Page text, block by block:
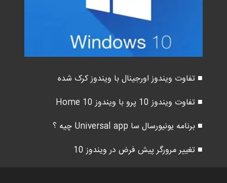
■ تفاوت ویندوز اورجینال با ویندوز کرک شده
■ تفاوت ویندوز 10 پرو با ویندوز 10 Home
■ برنامه یونیورسال سا Universal app چیه ؟
■ تغییر مرورگر پیش فرض در ویندوز 10